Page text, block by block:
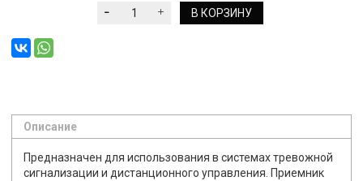
В КОРЗИНУ
Описание
Предназначен для использования в системах тревожной
сигнализации и дистанционного управления. Приемник